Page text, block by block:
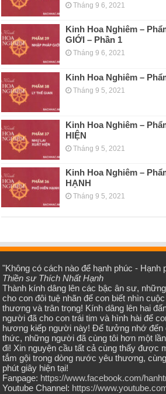
Tháng 9 6, 2021
Kinh Hoa Nghiêm –
GIỚI – Phần 1
Tháng 9 6, 2021
Kinh Hoa Nghiêm –
Tháng 9 5, 2021
Kinh Hoa Nghiêm –
HIỆN
Tháng 9 5, 2021
Kinh Hoa Nghiêm –
HẠNH
Tháng 9 5, 2021
"Không có cách nào để hạnh phúc - Hạnh
Thiền sư Thích Nhất Hạnh
Thành kính dâng lên các bậc ân sư,
cho con đôi tuệ nhãn để con biết nhìn
thương và trân trọng! Kính dâng lên hai
người đã cho con trái tim và hình hài để
hương kiếp người này! Để tưởng nhớ đến
thức, những người đã cùng tôi hơn một
đi! Xin nguyện cầu tất cả cùng thấy được
tắm gội trong dòng nước yêu thương,
phút giây hiện tại!
Fanpage: https://www.facebook.com/
Youtube Channel: https://